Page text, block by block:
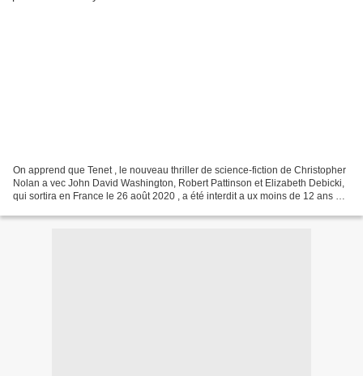
On apprend que Tenet , le nouveau thriller de science-fiction de Christopher
Nolan a vec John David Washington, Robert Pattinson et Elizabeth Debicki,
qui sortira en France le 26 août 2020 , a été interdit a ux moins de 12 ans par